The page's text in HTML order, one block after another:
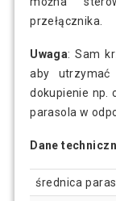
przełącznika.
Uwaga: Sam
aby
dokupienie np.
parasola w
Dane
średnica